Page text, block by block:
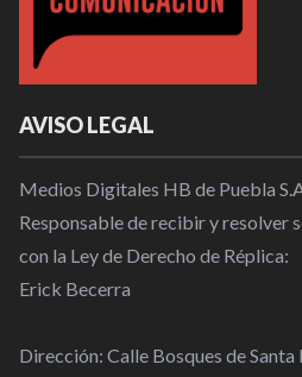
AVISO LEGAL
Medios Digitales HB de Puebla
Responsable de recibir y resolver
con la Ley de Derecho de Réplica:
Erick Becerra
Dirección: Calle Bosques de